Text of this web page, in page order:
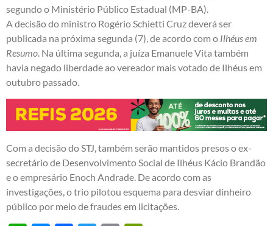
segundo o Ministério Público Estadual (MP-BA).
A decisão do ministro Rogério Schietti Cruz deverá ser
publicada na próxima segunda (7), de acordo com o Ilhéus em
Resumo. Na última segunda, a juíza Emanuele Vita também
havia negado liberdade ao vereador mais votado de Ilhéus em
outubro passado.
Com a decisão do STJ, também serão mantidos presos o ex-
secretário de Desenvolvimento Social de Ilhéus Kácio Brandão
e o empresário Enoch Andrade. De acordo com as
investigações, o trio pilotou esquema para desviar dinheiro
público por meio de fraudes em licitações.